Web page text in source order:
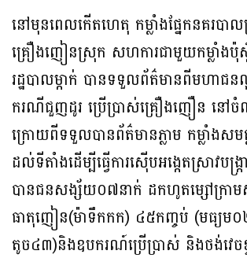
នៅមុនពេលកេីតហេតុ កម្លាំងផ្នែកនគរបាល
គ្រឿងញៀនស្រុក សហការជាមួយកម្លាំងប៉ុ
រដ្ឋបាលម្កាក់ បានទទួលព័ត៌មានពីមហាជន
ករណីជួញដូរ ប្រេីប្រាស់គ្រឿងញឿន នៅ
ក្រោយពីទទួលបានព័ត៌មានភ្លាម កម្លាំងសម
ដល់ទីតាំងដេីម្បីធ្វេីការស៊េីបអង្កេតស្រាវបង្ក្
បានជនសង្ស័យ០៧នាក់ ដកហូតម្សៅក្រាម
ធាតុញៀន(ម៉ាទឹកកក) ៤៥កញ្ចប់ (មធ្យម
តូច៤៣)និងឧបករណ៍ប្រើប្រាស់ និងថង់វេច